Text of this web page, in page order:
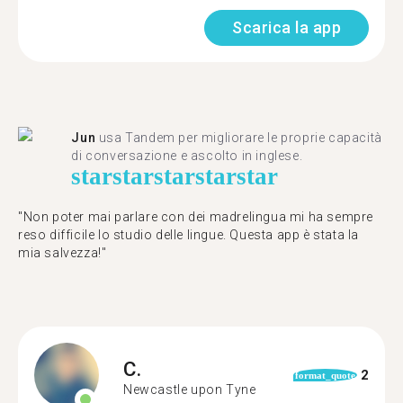
Scarica la app
Jun usa Tandem per migliorare le proprie capacità
di conversazione e ascolto in inglese.
starstarstarstarstar
"Non poter mai parlare con dei madrelingua mi ha sempre
reso difficile lo studio delle lingue. Questa app è stata la
mia salvezza!"
C.
Newcastle upon Tyne
format_quote 2